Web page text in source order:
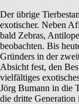
Der übrige
exotischer. Neben
bald Zebras,
beobachten. Bis
Gründers in der
Absicht fest, den
vielfältiges
Jörg Bumann in die
die dritte Generation